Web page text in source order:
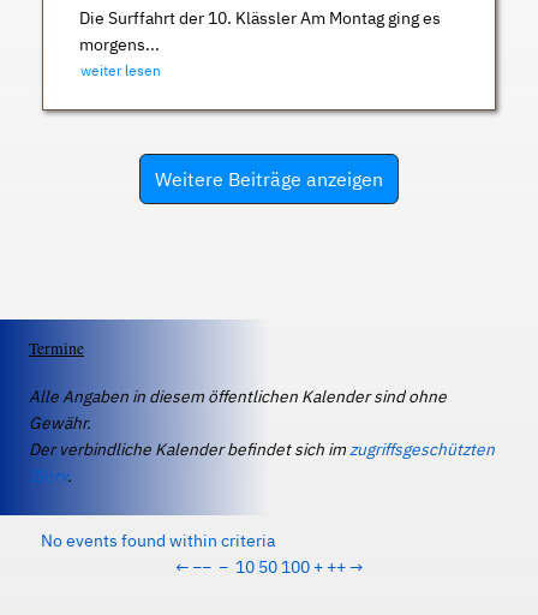
Die Surffahrt der 10. Klässler Am Montag ging es
morgens...
weiter lesen
Weitere Beiträge anzeigen
Termine
Alle Angaben in diesem öffentlichen Kalender sind ohne
Gewähr.
Der verbindliche Kalender befindet sich imzugriffsgeschützten
IServ.
No events found within criteria
← −− − 10 50 100 + ++→